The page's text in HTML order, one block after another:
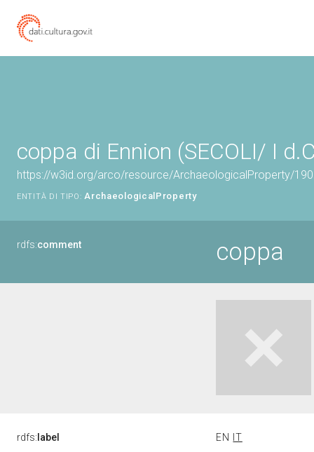
coppa di Ennion (SECOLI/ I
https://w3id.org/arco/resource/ArchaeologicalProperty/
ENTITÀ DI TIPO: ArchaeologicalProperty
rdfs:comment coppa
rdfs: label EN IT